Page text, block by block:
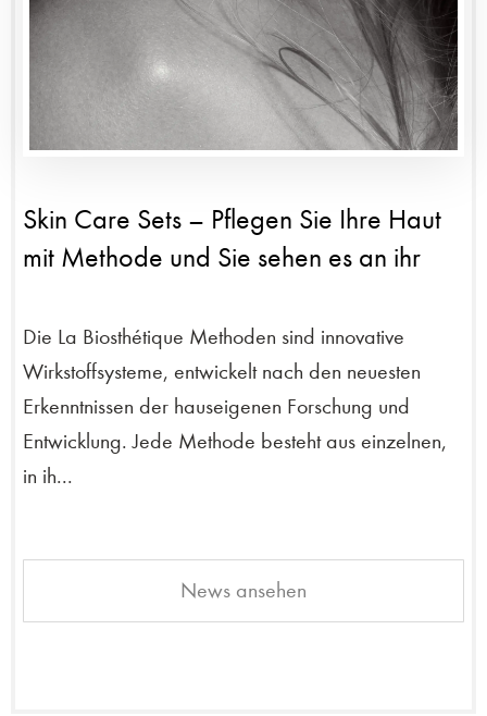
Skin Care Sets – Pflegen Sie Ihre Haut
mit Methode und Sie sehen es an ihr
Die La Biosthétique Methoden sind innovative
Wirkstoffsysteme, entwickelt nach den neuesten
Erkenntnissen der hauseigenen Forschung und
Entwicklung. Jede Methode besteht aus einzelnen,
in ih...
News ansehen